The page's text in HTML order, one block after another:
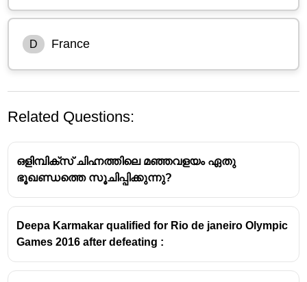
D France
Related Questions:
ഒളിമ്പിക്സ് ചിഹ്നത്തിലെ മഞ്ഞവളയം ഏതു
ഭൂഖണ്ഡത്തെ സൂചിപ്പിക്കുന്നു?
Deepa Karmakar qualified for Rio de janeiro Olympic
Games 2016 after defeating :